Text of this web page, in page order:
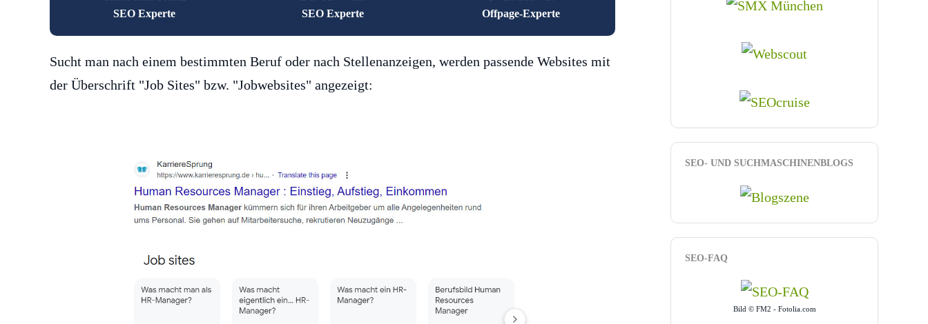
SEO Experte SEO Experte Offpage-Experte
Sucht man nach einem bestimmten Beruf oder nach Stellenanzeigen, werden passende Websites mit
der Überschrift "Job Sites" bzw. "Jobwebsites" angezeigt:
SEO- UND SUCHMASCHINENBLOGS
SEO-FAQ
Bild © FM2 - Fotolia.com